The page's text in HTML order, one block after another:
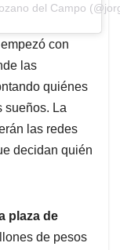
del Campo
con
las
quiénes
sueños. La
las redes
decidan quién
plaza de
de pesos